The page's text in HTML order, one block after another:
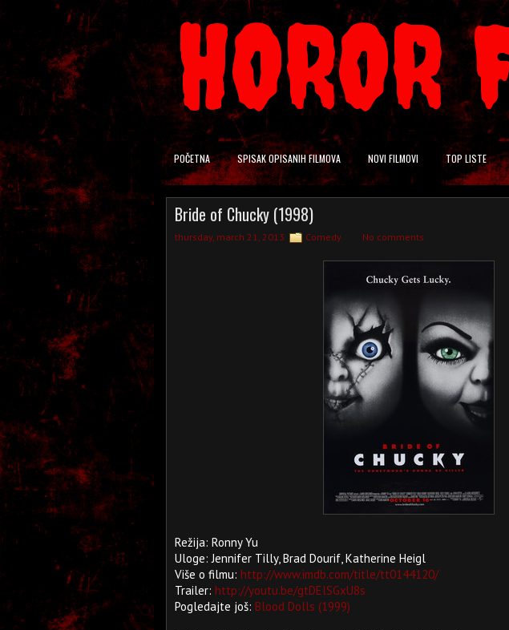
POČETNA SPISAK OPISANIH FILMOVA NOVI FILMOVI TOP LISTE
Bride of Chucky (1998)
thursday, march 21, 2013 Comedy No comments
Režija: Ronny Yu
Uloge: Jennifer Tilly, Brad Dourif, Katherine Heigl
Više o filmu: http://www.imdb.com/title/tt0144120/
Trailer: http://youtu.be/gtDElSGxU8s
Pogledajte još: Blood Dolls (1999)